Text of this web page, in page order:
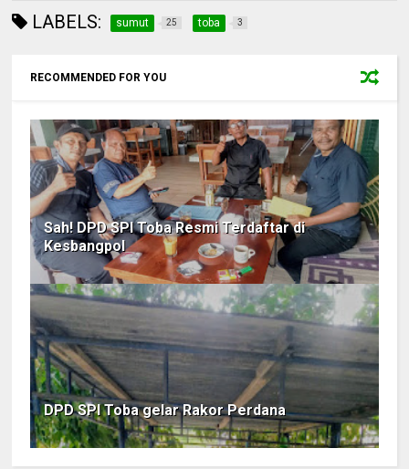
LABELS: sumut 25 toba 3
RECOMMENDED FOR YOU
Sah! DPD SPI Toba Resmi Terdaftar di
Kesbangpol
DPD SPI Toba gelar Rakor Perdana